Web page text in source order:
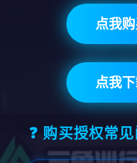
点我
点我
❓ 购买授权常